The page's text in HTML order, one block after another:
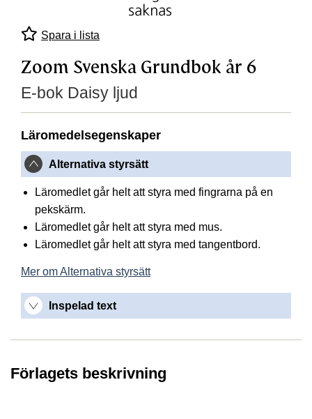
Spara i lista
Zoom Svenska Grundbok år 6
E-bok Daisy ljud
Läromedelsegenskaper
Alternativa styrsätt
Läromedlet går helt att styra med fingrarna på en
pekskärm.
Läromedlet går helt att styra med mus.
Läromedlet går helt att styra med tangentbord.
Mer om Alternativa styrsätt
Inspelad text
Förlagets beskrivning